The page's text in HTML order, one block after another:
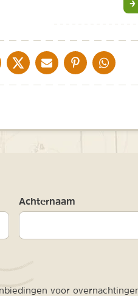
OP FACEBOOK
DELEN OP XDELEN VIA DE MAIL
DELEN OPDELEN OP
Achternaam
voor